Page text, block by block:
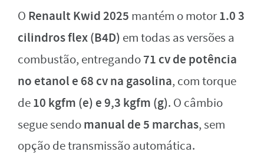
O Renault Kwid 2025 mantém o motor1.0 3
cilindros flex (B4D) em todas as versões a
combustão, entregando71 cv de potência
no etanol e 68 cv na gasolina, com torque
de10 kgfm (e) e 9,3 kgfm (g). O câmbio
segue sendomanual de 5 marchas, sem
opção de transmissão automática.